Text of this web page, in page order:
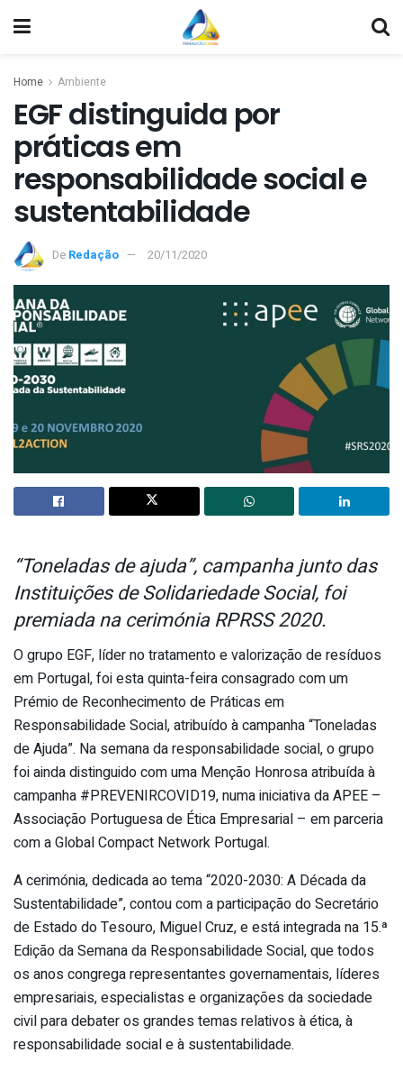
Home Ambiente
EGF distinguida por
práticas em
responsabilidade social e
sustentabilidade
De Redação 20/11/2020
“Toneladas de ajuda”, campanha junto das
Instituições de Solidariedade Social, foi
premiada na cerimónia RPRSS 2020.
O grupo EGF, líder no tratamento e valorização de resíduos
em Portugal, foi esta quinta-feira consagrado com um
Prémio de Reconhecimento de Práticas em
Responsabilidade Social, atribuído à campanha “Toneladas
de Ajuda”. Na semana da responsabilidade social, o grupo
foi ainda distinguido com uma Menção Honrosa atribuída à
campanha #PREVENIRCOVID19, numa iniciativa da APEE –
Associação Portuguesa de Ética Empresarial – em parceria
com a Global Compact Network Portugal.
A cerimónia, dedicada ao tema “2020-2030: A Década da
Sustentabilidade”, contou com a participação do Secretário
de Estado do Tesouro, Miguel Cruz, e está integrada na 15.ª
Edição da Semana da Responsabilidade Social, que todos
os anos congrega representantes governamentais, líderes
empresariais, especialistas e organizações da sociedade
civil para debater os grandes temas relativos à ética, à
responsabilidade social e à sustentabilidade.